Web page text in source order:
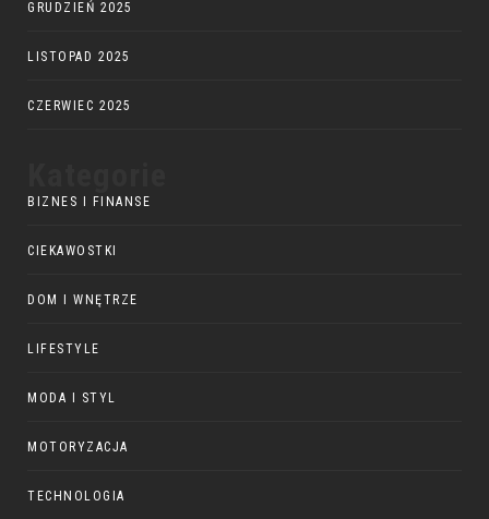
GRUDZIEŃ 2025
LISTOPAD 2025
CZERWIEC 2025
BIZNES I FINANSE
CIEKAWOSTKI
DOM I WNĘTRZE
LIFESTYLE
MODA I STYL
MOTORYZACJA
TECHNOLOGIA